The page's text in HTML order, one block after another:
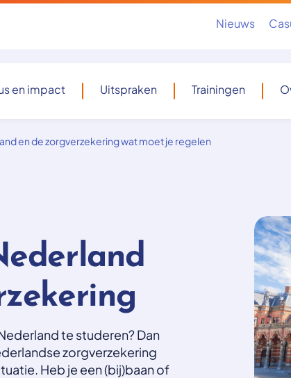
Nieuws
en impact Uitspraken Trainingen
en de zorgverzekering wat moet je regelen
te studeren? Dan
zorgverzekering
Heb je een (bij)baan of